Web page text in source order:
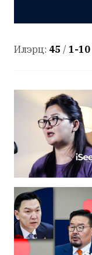
Илэрц: 45 / 1-10